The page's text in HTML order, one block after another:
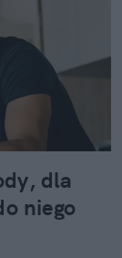
dla
niego